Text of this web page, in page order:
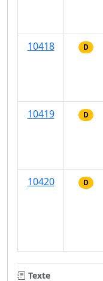
10418
D
10419
D
10420
D
Texte